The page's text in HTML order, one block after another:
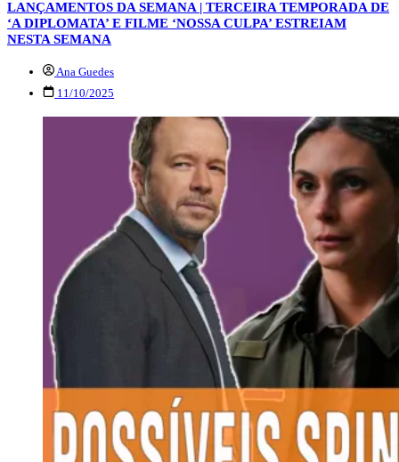
LANÇAMENTOS DA SEMANA | TERCEIRA TEMPORADA DE
‘A DIPLOMATA’ E FILME ‘NOSSA CULPA’ ESTREIAM
NESTA SEMANA
Ana Guedes
11/10/2025